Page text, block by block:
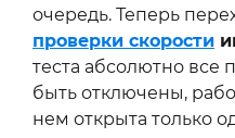
очередь. Теперь
проверки скорости
теста абсолютно
быть отключены,
нем открыта только